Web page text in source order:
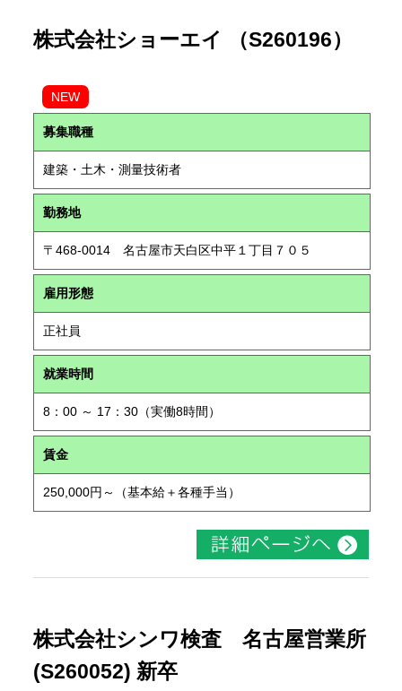
株式会社ショーエイ （S260196）
NEW
募集職種
建築・土木・測量技術者
勤務地
〒468-0014 名古屋市天白区中平１丁目７０５
雇用形態
正社員
就業時間
8：00 ～ 17：30（実働8時間）
賃金
250,000円～（基本給＋各種手当）
株式会社シンワ検査 名古屋営業所
(S260052) 新卒